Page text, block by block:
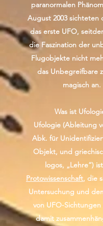
paranormalen
August 2003 sichteten
das erste UFO,
die Faszination der
Flugobjekte nicht
das Unbegreifbare
magisch an.
Was ist
Ufologie (Ableitung
Abk. für
Objekt, und
logos, „Lehre“)
Protowissenschaft, die
Untersuchung und
von UFO-
damit